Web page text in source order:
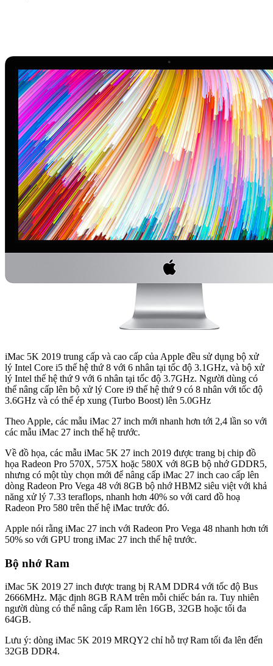
iMac 5K 2019 trung cấp và cao cấp của Apple đều sử dụng bộ xử
lý Intel Core i5 thế hệ thứ 8 với 6 nhân tại tốc độ 3.1GHz, và bộ xử
lý Intel thế hệ thứ 9 với 6 nhân tại tốc độ 3.7GHz. Người dùng có
thể nâng cấp lên bộ xử lý Core i9 thế hệ thứ 9 có 8 nhân với tốc độ
3.6GHz và có thể ép xung (Turbo Boost) lên 5.0GHz
Theo Apple, các mẫu iMac 27 inch mới nhanh hơn tới 2,4 lần so với
các mẫu iMac 27 inch thế hệ trước.
Về đồ họa, các mẫu iMac 5K 27 inch 2019 được trang bị chip đồ
họa Radeon Pro 570X, 575X hoặc 580X với 8GB bộ nhớ GDDR5,
nhưng có một tùy chọn mới để nâng cấp iMac 27 inch cao cấp lên
dòng Radeon Pro Vega 48 với 8GB bộ nhớ HBM2 siêu việt với khả
năng xử lý 7.33 teraflops, nhanh hơn 40% so với card đồ hoạ
Radeon Pro 580 trên thế hệ iMac trước đó.
Apple nói rằng iMac 27 inch với Radeon Pro Vega 48 nhanh hơn tới
50% so với GPU trong iMac 27 inch thế hệ trước.
Bộ nhớ Ram
iMac 5K 2019 27 inch được trang bị RAM DDR4 với tốc độ Bus
2666MHz. Mặc định 8GB RAM trên mỗi chiếc bán ra. Tuy nhiên
người dùng có thể nâng cấp Ram lên 16GB, 32GB hoặc tối đa
64GB.
Lưu ý: dòng iMac 5K 2019 MRQY2 chỉ hỗ trợ Ram tối đa lên đến
32GB DDR4.